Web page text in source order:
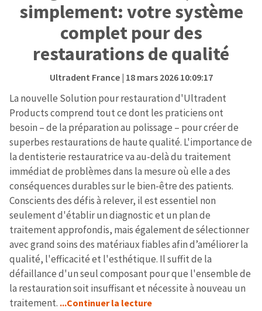
simplement: votre système
complet pour des
restaurations de qualité
Ultradent France| 18 mars 2026 10:09:17
La nouvelle Solution pour restauration d'Ultradent
Products comprend tout ce dont les praticiens ont
besoin – de la préparation au polissage – pour créer de
superbes restaurations de haute qualité. L'importance de
la dentisterie restauratrice va au-delà du traitement
immédiat de problèmes dans la mesure où elle a des
conséquences durables sur le bien-être des patients.
Conscients des défis à relever, il est essentiel non
seulement d'établir un diagnostic et un plan de
traitement approfondis, mais également de sélectionner
avec grand soins des matériaux fiables afin d’améliorer la
qualité, l'efficacité et l'esthétique. Il suffit de la
défaillance d'un seul composant pour que l'ensemble de
la restauration soit insuffisant et nécessite à nouveau un
traitement. ...Continuer la lecture